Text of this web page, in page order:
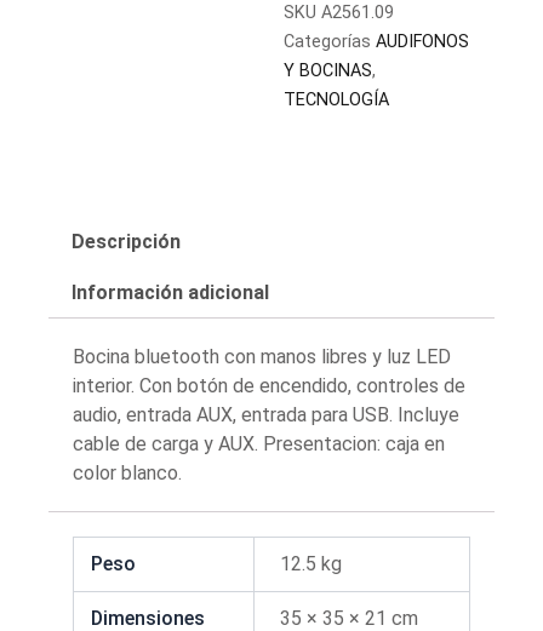
SKU A2561.09
Categorías AUDIFONOS
Y BOCINAS,
TECNOLOGÍA
Descripción
Información adicional
Bocina bluetooth con manos libres y luz LED
interior. Con botón de encendido, controles de
audio, entrada AUX, entrada para USB. Incluye
cable de carga y AUX. Presentacion: caja en
color blanco.
Peso 12.5 kg
Dimensiones 35 × 35 × 21 cm